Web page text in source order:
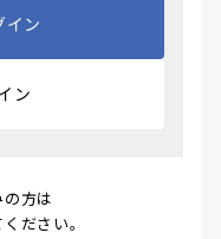
ン
ン
方は
ください。